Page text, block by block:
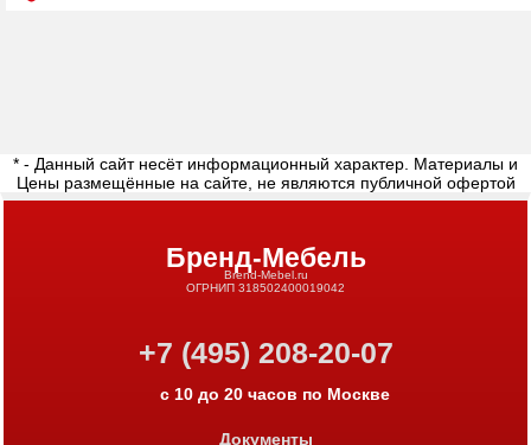
* - Данный сайт несёт информационный характер. Материалы и
Цены размещённые на сайте, не являются публичной офертой
Бренд-Мебель
Brend-Mebel.ru
ОГРНИП 318502400019042
+7 (495) 208-20-07
с 10 до 20 часов по Москве
Документы